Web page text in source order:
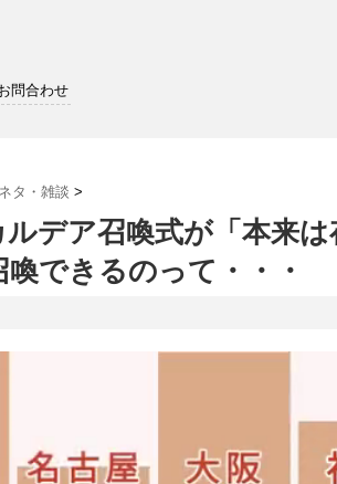
問合わせ
ネタ・雑談 >
ルデア召喚式が「本来
できるのって・・・